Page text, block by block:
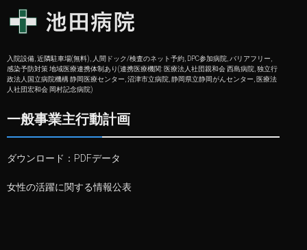
入院設備, 近隣駐車場(無料), 人間ドック/検査のネット予約, DPC参加病院, バリアフリー,
感染予防対策 地域医療連携体制あり(連携医療機関: 医療法人社団親和会 西島病院, 独立行
政法人国立病院機構 静岡医療センター, 沼津市立病院, 静岡県立静岡がんセンター, 医療法
人社団宏和会 岡村記念病院)
一般事業主行動計画
ダウンロード： PDFデータ
女性の活躍に関する情報公表